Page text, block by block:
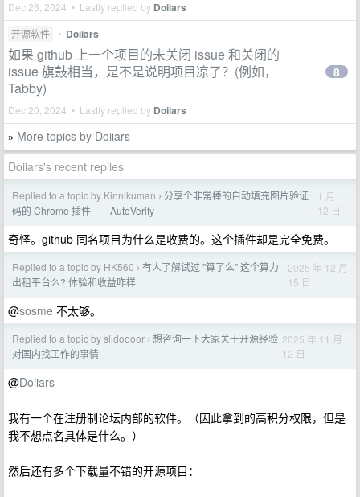
Dec 26, 2024 • Lastly replied by Doiiars
开源软件 • Doiiars
如果 github 上一个项目的未关闭 issue 和关闭的
issue 旗鼓相当，是不是说明项目凉了？(例如，
Tabby)
Dec 20, 2024 • Lastly replied by Doiiars
8
» More topics by Doiiars
Doiiars's recent replies
Replied to a topic by Kinnikuman › 分享个非常棒的自动填充图片验证
码的 Chrome 插件——AutoVerify
1 月
12 日
奇怪。github 同名项目为什么是收费的。这个插件却是完全免费。
Replied to a topic by HK560 › 有人了解试过 "算了么" 这个算力
出租平台么? 体验和收益咋样
2025 年 12 月
15 日
@sosme 不太够。
Replied to a topic by slidoooor › 想咨询一下大家关于开源经验
对国内找工作的事情
2025 年 11 月
12 日
@Doiiars
我有一个在注册制论坛内部的软件。（因此拿到的高积分权限，但是
我不想点名具体是什么。）
然后还有多个下载量不错的开源项目：